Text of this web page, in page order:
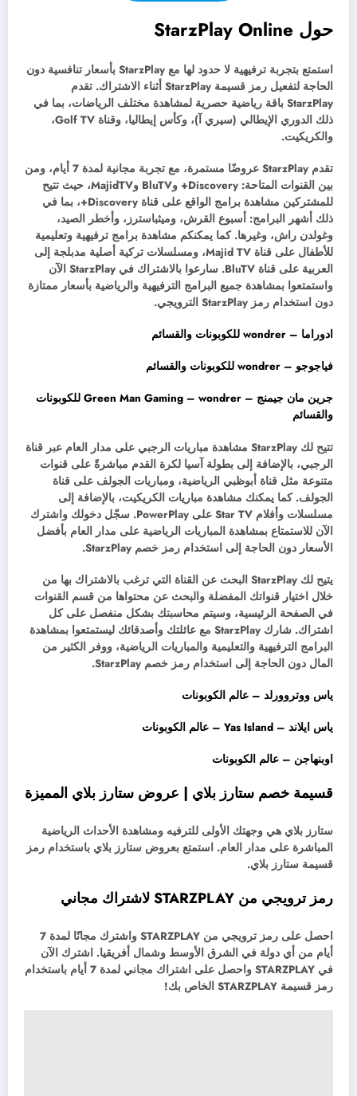
حول StarzPlay Online
استمتع بتجربة ترفيهية لا حدود لها مع StarzPlay بأسعار تنافسية دون
الحاجة لتفعيل رمز قسيمة StarzPlay أثناء الاشتراك. تقدم
StarzPlay باقة رياضية حصرية لمشاهدة مختلف الرياضات، بما في
ذلك الدوري الإيطالي (سيري آ)، وكأس إيطاليا، وقناة Golf TV،
والكريكيت.
تقدم StarzPlay عروضًا مستمرة، مع تجربة مجانية لمدة 7 أيام، ومن
بين القنوات المتاحة: Discovery+ وBluTV وMajidTV، حيث تتيح
للمشتركين مشاهدة برامج الواقع على قناة Discovery+، بما في
ذلك أشهر البرامج: أسبوع القرش، وميثباسترز، وأخطر الصيد،
وغولدن راش، وغيرها. كما يمكنكم مشاهدة برامج ترفيهية وتعليمية
للأطفال على قناة Majid TV، ومسلسلات تركية أصلية مدبلجة إلى
العربية على قناة BluTV. سارعوا بالاشتراك في StarzPlay الآن
واستمتعوا بمشاهدة جميع البرامج الترفيهية والرياضية بأسعار ممتازة
دون استخدام رمز StarzPlay الترويجي.
ادوراما – wondrer للكوبونات والقسائم
فياجوجو – wondrer للكوبونات والقسائم
جرين مان جيمنج – Green Man Gaming – wondrer للكوبونات
والقسائم
تتيح لك StarzPlay مشاهدة مباريات الرجبي على مدار العام عبر قناة
الرجبي، بالإضافة إلى بطولة آسيا لكرة القدم مباشرةً على قنوات
متنوعة مثل قناة أبوظبي الرياضية، ومباريات الجولف على قناة
الجولف. كما يمكنك مشاهدة مباريات الكريكيت، بالإضافة إلى
مسلسلات وأفلام Star TV على PowerPlay. سجّل دخولك واشترك
الآن للاستمتاع بمشاهدة المباريات الرياضية على مدار العام بأفضل
الأسعار دون الحاجة إلى استخدام رمز خصم StarzPlay.
يتيح لك StarzPlay البحث عن القناة التي ترغب بالاشتراك بها من
خلال اختيار قنواتك المفضلة والبحث عن محتواها من قسم القنوات
في الصفحة الرئيسية، وسيتم محاسبتك بشكل منفصل على كل
اشتراك. شارك StarzPlay مع عائلتك وأصدقائك ليستمتعوا بمشاهدة
البرامج الترفيهية والتعليمية والمباريات الرياضية، ووفر الكثير من
المال دون الحاجة إلى استخدام رمز خصم StarzPlay.
ياس ووتروورلد – عالم الكوبونات
ياس ايلاند – Yas Island – عالم الكوبونات
اوبنهاجن – عالم الكوبونات
قسيمة خصم ستارز بلاي | عروض ستارز بلاي المميزة
ستارز بلاي هي وجهتك الأولى للترفيه ومشاهدة الأحداث الرياضية
المباشرة على مدار العام. استمتع بعروض ستارز بلاي باستخدام رمز
قسيمة ستارز بلاي.
رمز ترويجي من STARZPLAY لاشتراك مجاني
احصل على رمز ترويجي من STARZPLAY واشترك مجانًا لمدة 7
أيام من أي دولة في الشرق الأوسط وشمال أفريقيا. اشترك الآن
في STARZPLAY واحصل على اشتراك مجاني لمدة 7 أيام باستخدام
رمز قسيمة STARZPLAY الخاص بك!